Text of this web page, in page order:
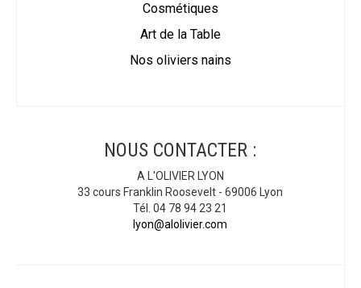
Cosmétiques
Art de la Table
Nos oliviers nains
NOUS CONTACTER :
A L'OLIVIER LYON
33 cours Franklin Roosevelt - 69006 Lyon
Tél. 04 78 94 23 21
lyon@alolivier.com